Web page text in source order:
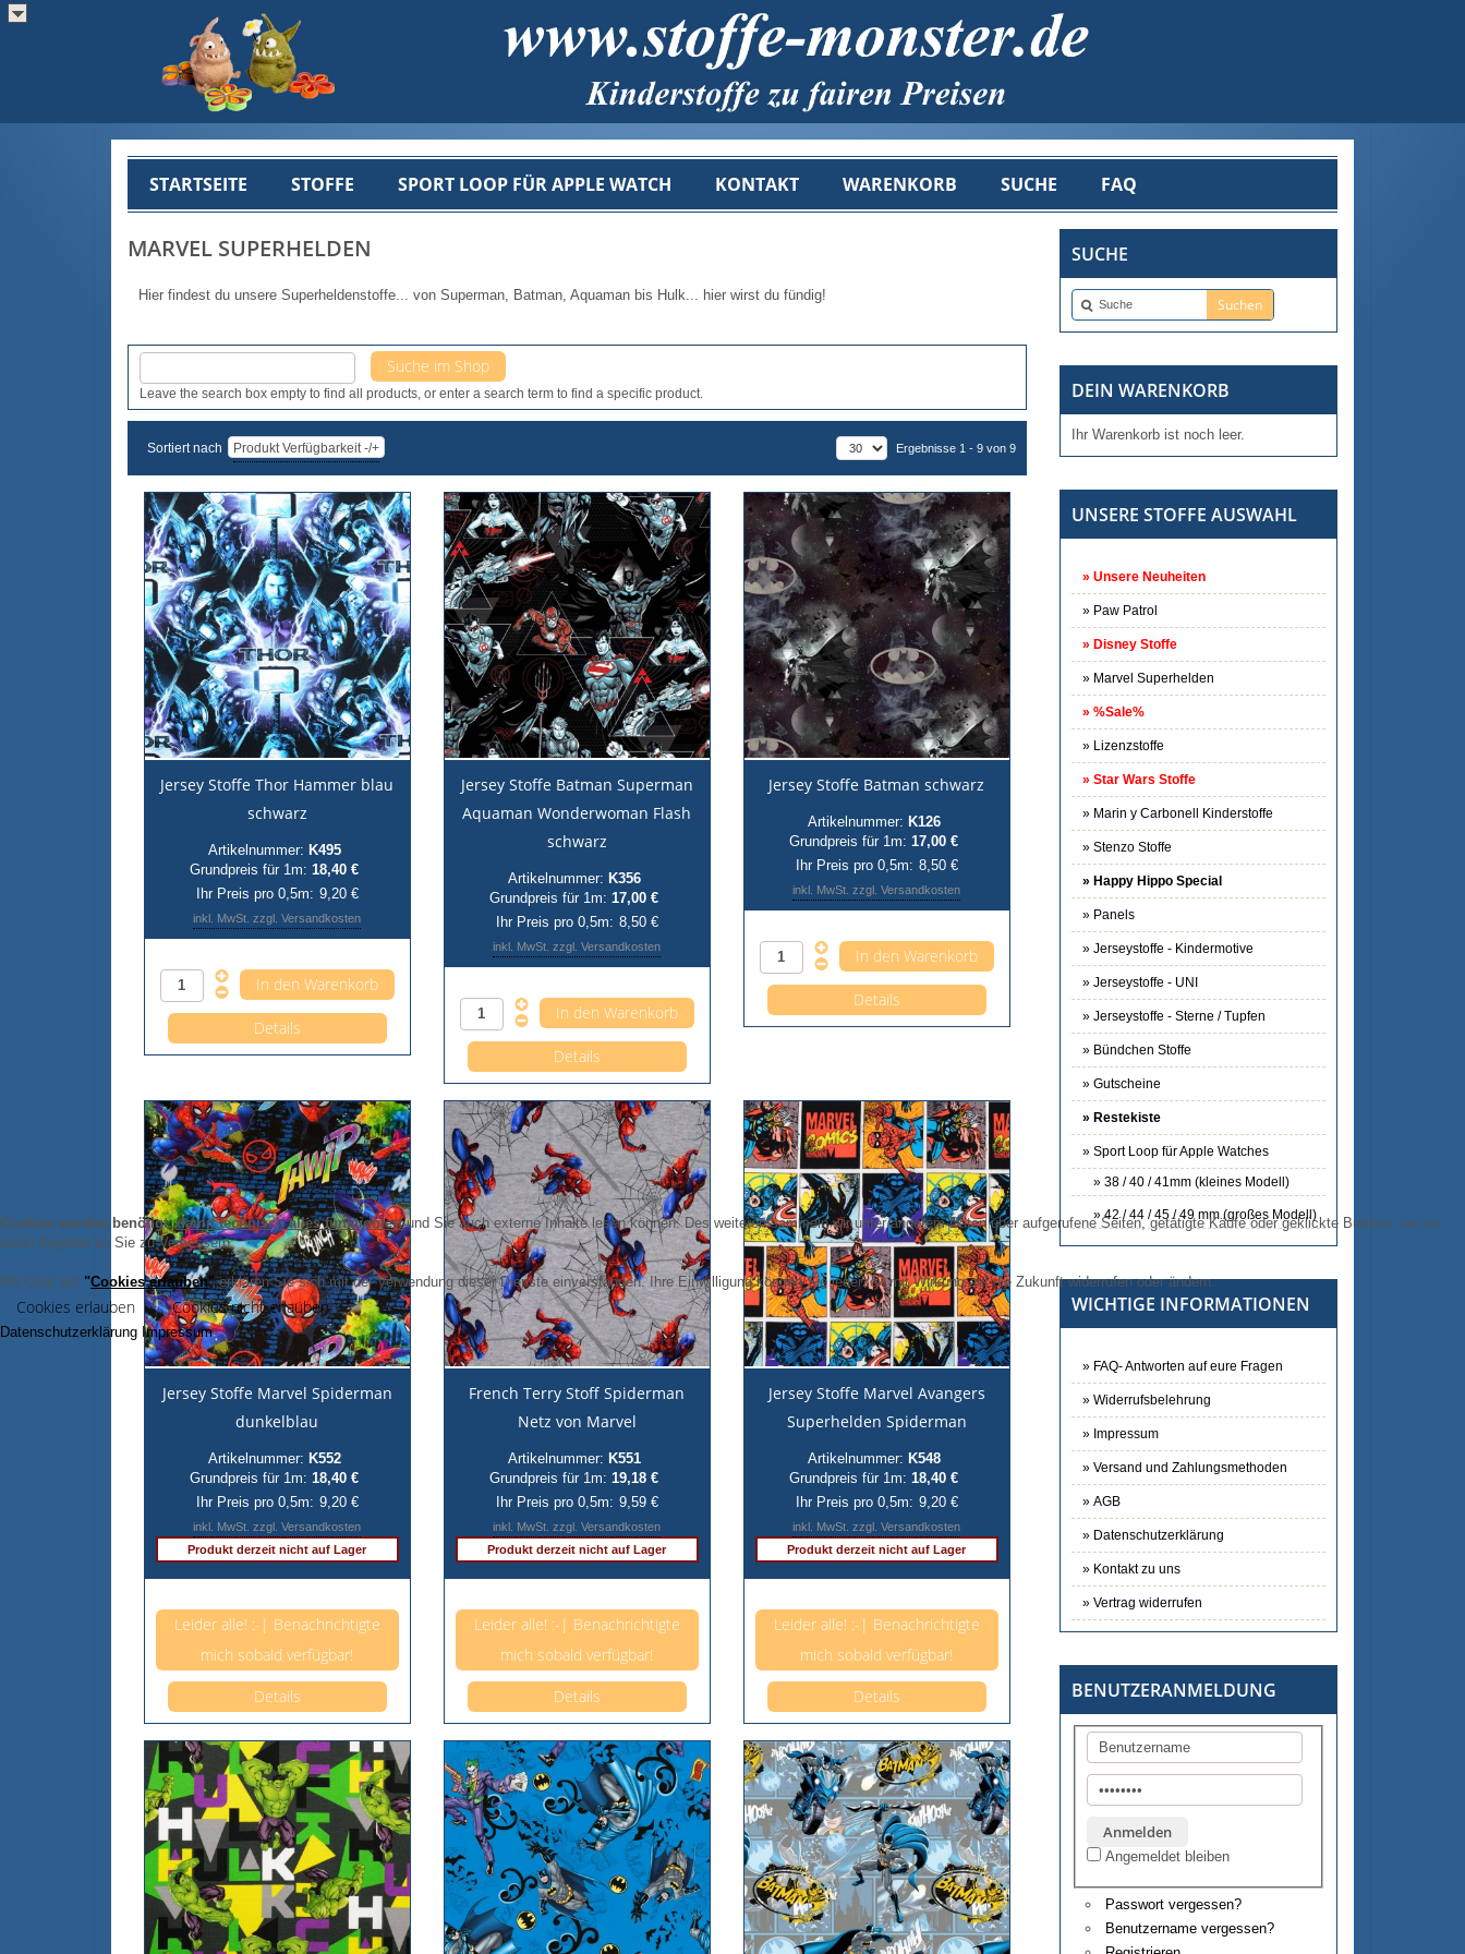
STARTSEITE STOFFE SPORT LOOP FÜR APPLE WATCH KONTAKT WARENKORB SUCHE FAQ
MARVEL SUPERHELDEN
Hier findest du unsere Superheldenstoffe... von Superman, Batman, Aquaman bis Hulk... hier wirst du fündig!
Leave the search box empty to find all products, or enter a search term to find a specific product.
Sortiert nach Produkt Verfügbarkeit -/+ Ergebnisse 1 - 9 von 9
Jersey Stoffe Thor Hammer blau
schwarz
Artikelnummer: K495
Grundpreis für 1m: 18,40 €
Ihr Preis pro 0,5m: 9,20 €
inkl. MwSt. zzgl. Versandkosten
Details
Jersey Stoffe Batman Superman
Aquaman Wonderwoman Flash
schwarz
Artikelnummer: K356
Grundpreis für 1m: 17,00 €
Ihr Preis pro 0,5m: 8,50 €
inkl. MwSt. zzgl. Versandkosten
Details
Jersey Stoffe Batman schwarz
Artikelnummer: K126
Grundpreis für 1m: 17,00 €
Ihr Preis pro 0,5m: 8,50 €
inkl. MwSt. zzgl. Versandkosten
Details
Jersey Stoffe Marvel Spiderman
dunkelblau
Artikelnummer: K552
Grundpreis für 1m: 18,40 €
Ihr Preis pro 0,5m: 9,20 €
inkl. MwSt. zzgl. Versandkosten
Produkt derzeit nicht auf Lager
Leider alle! :-| Benachrichtigte
mich sobald verfügbar!
Details
French Terry Stoff Spiderman
Netz von Marvel
Artikelnummer: K551
Grundpreis für 1m: 19,18 €
Ihr Preis pro 0,5m: 9,59 €
inkl. MwSt. zzgl. Versandkosten
Produkt derzeit nicht auf Lager
Leider alle! :-| Benachrichtigte
mich sobald verfügbar!
Details
Jersey Stoffe Marvel Avangers
Superhelden Spiderman
Artikelnummer: K548
Grundpreis für 1m: 18,40 €
Ihr Preis pro 0,5m: 9,20 €
inkl. MwSt. zzgl. Versandkosten
Produkt derzeit nicht auf Lager
Leider alle! :-| Benachrichtigte
mich sobald verfügbar!
Details
SUCHE
DEIN WARENKORB
Ihr Warenkorb ist noch leer.
UNSERE STOFFE AUSWAHL
Unsere Neuheiten
Paw Patrol
Disney Stoffe
Marvel Superhelden
%Sale%
Lizenzstoffe
Star Wars Stoffe
Marin y Carbonell Kinderstoffe
Stenzo Stoffe
Happy Hippo Special
Panels
Jerseystoffe - Kindermotive
Jerseystoffe - UNI
Jerseystoffe - Sterne / Tupfen
Bündchen Stoffe
Gutscheine
Restekiste
Sport Loop für Apple Watches
38 / 40 / 41mm (kleines Modell)
42 / 44 / 45 / 49 mm (großes Modell)
WICHTIGE INFORMATIONEN
FAQ- Antworten auf eure Fragen
Widerrufsbelehrung
Impressum
Versand und Zahlungsmethoden
AGB
Datenschutzerklärung
Kontakt zu uns
Vertrag widerrufen
BENUTZERANMELDUNG
Angemeldet bleiben
Passwort vergessen?
Benutzername vergessen?
Cookies werden benötigt,damit technisch alles funktioniertund Sie auch externe Inhalte lesen können. Des weiteren sammeln wir unter anderem Daten über aufgerufene Seiten, getätigte Käufe oder geklickte Buttons, um so
unser Angebot an Sie zu Verbessern.
Mit Click auf "Cookies erlauben"erklären Sie sich mit der Verwendung dieser Dienste einverstanden. Ihre Einwilligung können Sie jederzeit mit Wirkung auf die Zukunft widerrufen oder ändern.
Cookies erlauben Cookies nicht erlauben
Datenschutzerklärung Impressum